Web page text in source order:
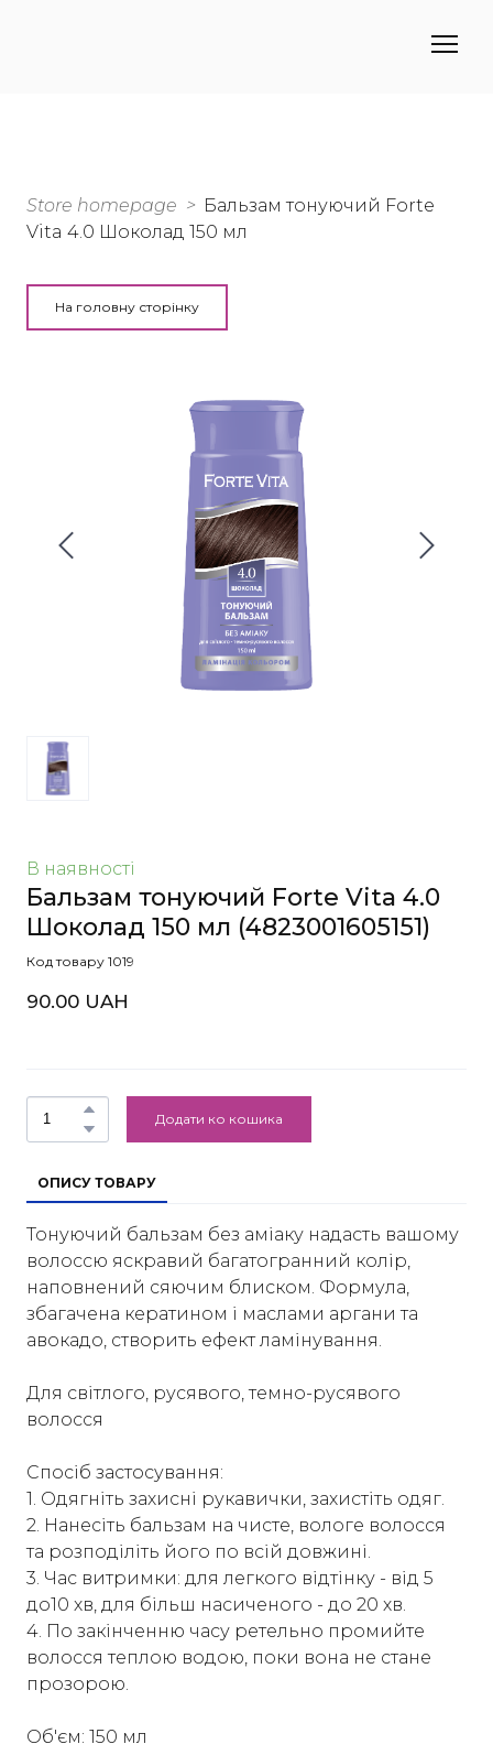
Store homepage
Бальзам тонуючий Forte
Vita 4.0 Шоколад 150 мл
На головну сторінку
В наявності
Бальзам тонуючий Forte Vita 4.0
Шоколад 150 мл (4823001605151)
Код товару 1019
90.00 UAH
Додати ко кошика
ОПИСУ ТОВАРУ
Тонуючий бальзам без аміаку надасть вашому
волоссю яскравий багатогранний колір,
наповнений сяючим блиском. Формула,
збагачена кератином і маслами аргани та
авокадо, створить ефект ламінування.
Для світлого, русявого, темно-русявого
волосся
Спосіб застосування:
1. Одягніть захисні рукавички, захистіть одяг.
2. Нанесіть бальзам на чисте, вологе волосся
та розподіліть його по всій довжині.
3. Час витримки: для легкого відтінку - від 5
до10 хв, для більш насиченого - до 20 хв.
4. По закінченню часу ретельно промийте
волосся теплою водою, поки вона не стане
прозорою.
Об'єм: 150 мл